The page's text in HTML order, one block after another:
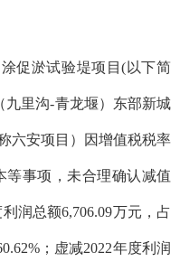
促淤试验堤项目(以下简
九里沟-青龙堰）东部新城
六安项目） 因增值税税率
等事项 ，未合理确认减值
润总额6,706.09万元，占
；虚减2022年度利润